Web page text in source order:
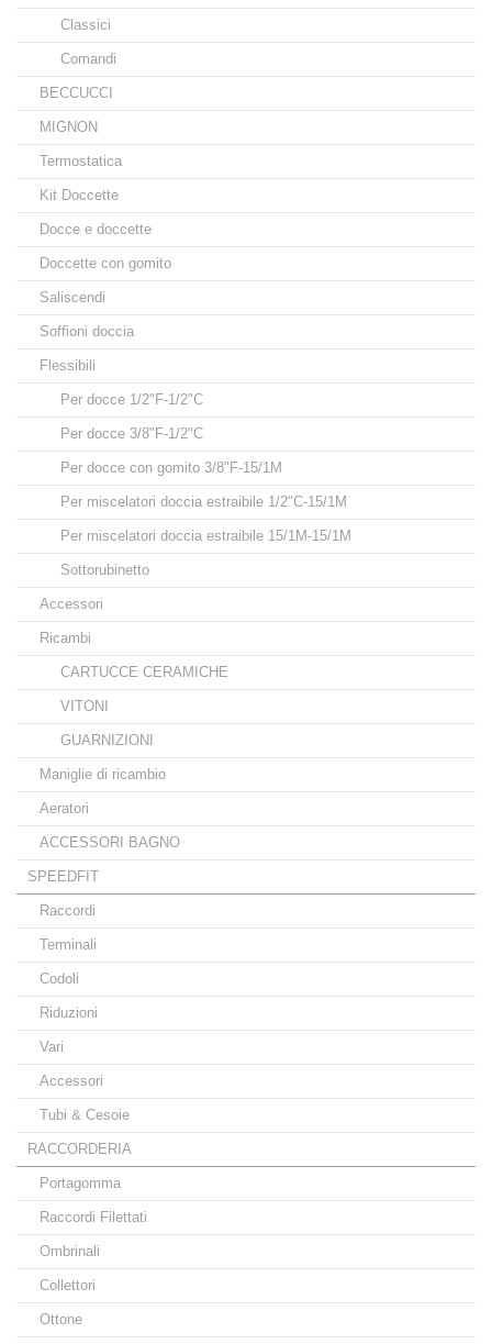
Classici
Comandi
BECCUCCI
MIGNON
Termostatica
Kit Doccette
Docce e doccette
Doccette con gomito
Saliscendi
Soffioni doccia
Flessibili
Per docce 1/2"F-1/2"C
Per docce 3/8"F-1/2"C
Per docce con gomito 3/8"F-15/1M
Per miscelatori doccia estraibile 1/2"C-15/1M
Per miscelatori doccia estraibile 15/1M-15/1M
Sottorubinetto
Accessori
Ricambi
CARTUCCE CERAMICHE
VITONI
GUARNIZIONI
Maniglie di ricambio
Aeratori
ACCESSORI BAGNO
SPEEDFIT
Raccordi
Terminali
Codoli
Riduzioni
Vari
Accessori
Tubi & Cesoie
RACCORDERIA
Portagomma
Raccordi Filettati
Ombrinali
Collettori
Ottone